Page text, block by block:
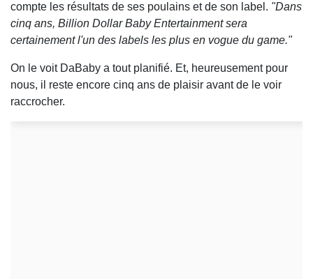
compte les résultats de ses poulains et de son label. "Dans
cinq ans, Billion Dollar Baby Entertainment sera
certainement l'un des labels les plus en vogue du game."
On le voit DaBaby a tout planifié. Et, heureusement pour
nous, il reste encore cinq ans de plaisir avant de le voir
raccrocher.